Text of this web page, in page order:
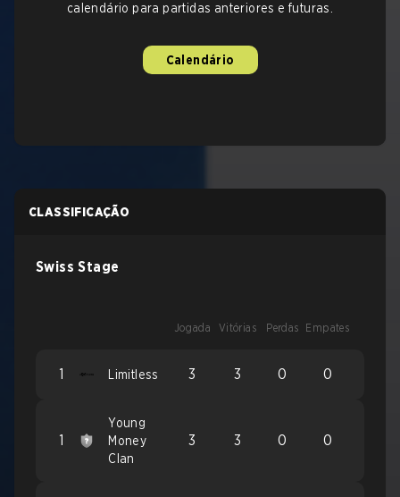
calendário para partidas anteriores e futuras.
Calendário
CLASSIFICAÇÃO
Swiss Stage
Jogada Vitórias Perdas Empates
1 Limitless 3 3 0 0
1
Young
Money
Clan
3 3 0 0